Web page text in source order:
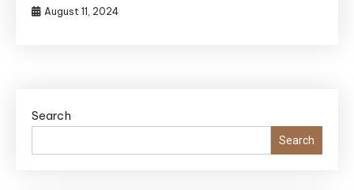
August 11, 2024
Search
Search